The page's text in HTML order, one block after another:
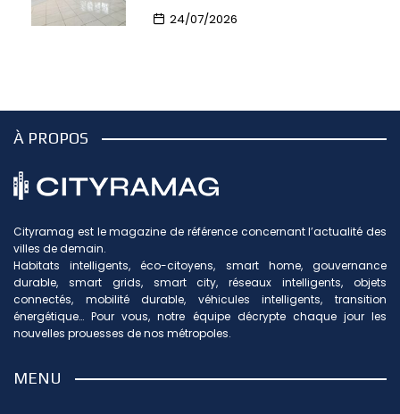
24/07/2026
À PROPOS
Cityramag est le magazine de référence concernant l’actualité des
villes de demain.
Habitats intelligents, éco-citoyens, smart home, gouvernance
durable, smart grids, smart city, réseaux intelligents, objets
connectés, mobilité durable, véhicules intelligents, transition
énergétique… Pour vous, notre équipe décrypte chaque jour les
nouvelles prouesses de nos métropoles.
MENU